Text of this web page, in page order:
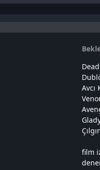
Avcı
film